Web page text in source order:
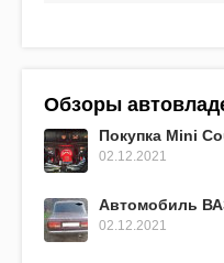
Обзоры
Покупка Mini
02.12.2021
Автомобиль
02.12.2021